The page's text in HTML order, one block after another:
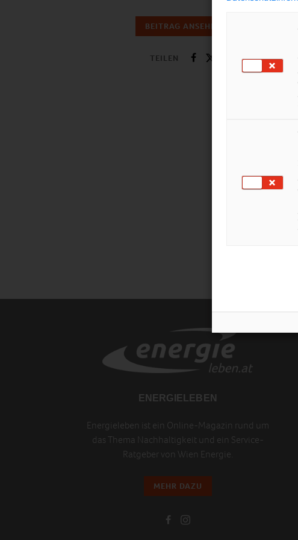
BEITRAG ANSEHEN
TEILEN
ENERGIELEBEN
Energieleben ist ein Online-Magazin rund um
das Thema Nachhaltigkeit und ein Service-
Ratgeber von Wien Energie.
MEHR DAZU